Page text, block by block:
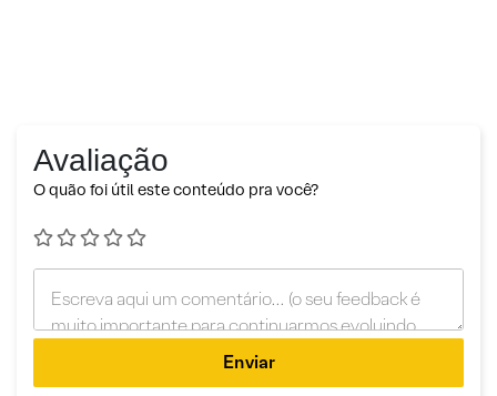
Avaliação
O quão foi útil este conteúdo pra você?
Enviar